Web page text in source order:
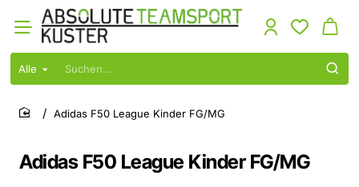
Alle
Suchen...
Adidas F50 League Kinder FG/MG
home
Adidas F50 League Kinder FG/MG